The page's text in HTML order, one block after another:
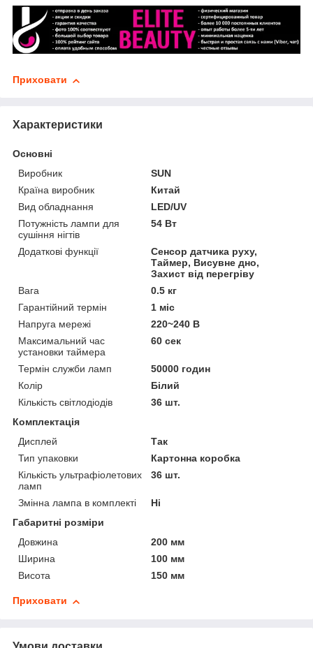
Приховати
Характеристики
Основні
Виробник
SUN
Країна виробник
Китай
Вид обладнання
LED/UV
Потужність лампи для
сушіння нігтів
54 Вт
Додаткові функції
Сенсор датчика руху,
Таймер, Висувне дно,
Захист від перегріву
Вага
0.5 кг
Гарантійний термін
1 міс
Напруга мережі
220~240 В
Максимальний час
установки таймера
60 сек
Термін служби ламп
50000 годин
Колір
Білий
Кількість світлодіодів
36 шт.
Комплектація
Дисплей
Так
Тип упаковки
Картонна коробка
Кількість ультрафіолетових
ламп
36 шт.
Змінна лампа в комплекті
Ні
Габаритні розміри
Довжина
200 мм
Ширина
100 мм
Висота
150 мм
Приховати